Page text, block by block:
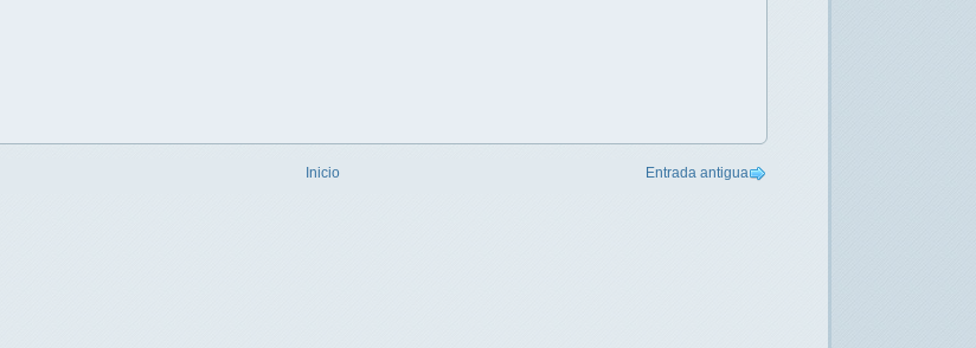
Entrada antigua
Inicio